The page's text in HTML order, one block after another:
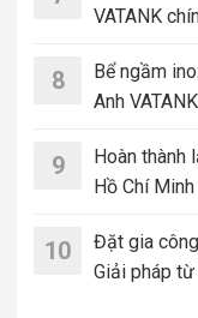
VATANK
8
Bể ngầm
Anh VATANK
9
Hoàn thành
Hồ Chí Minh
10
Đặt gia
Giải pháp từ